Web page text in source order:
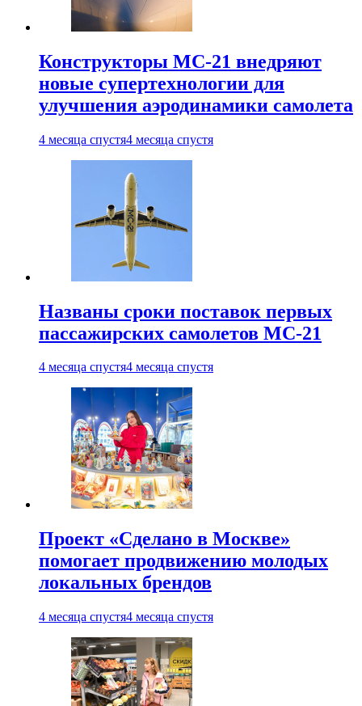
Конструкторы МС-21 внедряют
новые супертехнологии для
улучшения аэродинамики самолета
4 месяца спустя4 месяца спустя
Названы сроки поставок первых
пассажирских самолетов МС-21
4 месяца спустя4 месяца спустя
Проект «Сделано в Москве»
помогает продвижению молодых
локальных брендов
4 месяца спустя4 месяца спустя